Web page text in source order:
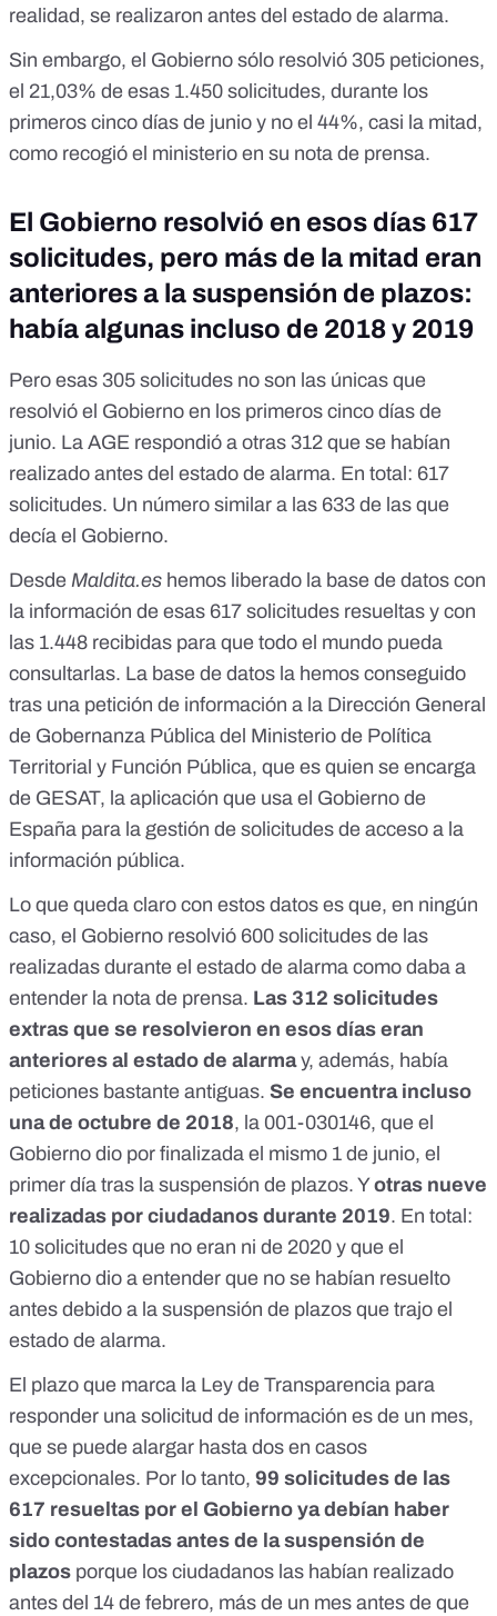
realidad, se realizaron antes del estado de alarma.
Sin embargo, el Gobierno sólo resolvió 305 peticiones,
el 21,03% de esas 1.450 solicitudes, durante los
primeros cinco días de junio y no el 44%, casi la mitad,
como recogió el ministerio en su nota de prensa.
El Gobierno resolvió en esos días 617
solicitudes, pero más de la mitad eran
anteriores a la suspensión de plazos:
había algunas incluso de 2018 y 2019
Pero esas 305 solicitudes no son las únicas que
resolvió el Gobierno en los primeros cinco días de
junio. La AGE respondió a otras 312 que se habían
realizado antes del estado de alarma. En total: 617
solicitudes. Un número similar a las 633 de las que
decía el Gobierno.
Desde Maldita.es hemos liberado la base de datos con
la información de esas 617 solicitudes resueltas y con
las 1.448 recibidas para que todo el mundo pueda
consultarlas. La base de datos la hemos conseguido
tras una petición de información a la Dirección General
de Gobernanza Pública del Ministerio de Política
Territorial y Función Pública, que es quien se encarga
de GESAT, la aplicación que usa el Gobierno de
España para la gestión de solicitudes de acceso a la
información pública.
Lo que queda claro con estos datos es que, en ningún
caso, el Gobierno resolvió 600 solicitudes de las
realizadas durante el estado de alarma como daba a
entender la nota de prensa. Las 312 solicitudes
extras que se resolvieron en esos días eran
anteriores al estado de alarmay, además, había
peticiones bastante antiguas. Se encuentra incluso
una de octubre de 2018, la 001-030146, que el
Gobierno dio por finalizada el mismo 1 de junio, el
primer día tras la suspensión de plazos. Yotras nueve
realizadas por ciudadanos durante 2019. En total:
10 solicitudes que no eran ni de 2020 y que el
Gobierno dio a entender que no se habían resuelto
antes debido a la suspensión de plazos que trajo el
estado de alarma.
El plazo que marca la Ley de Transparencia para
responder una solicitud de información es de un mes,
que se puede alargar hasta dos en casos
excepcionales. Por lo tanto, 99 solicitudes de las
617 resueltas por el Gobierno ya debían haber
sido contestadas antes de la suspensión de
plazos porque los ciudadanos las habían realizado
antes del 14 de febrero, más de un mes antes de que